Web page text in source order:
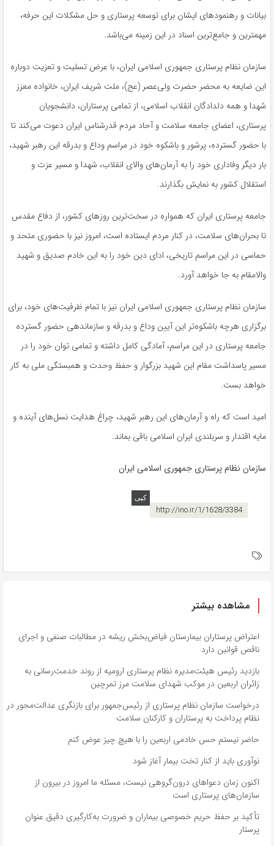
بیانات و رهنمودهای ایشان برای توسعه پرستاری و حل مشکلات این حرفه،
مهمترین و جامع‌ترین اسناد در این زمینه می‌باشد.
سازمان نظام پرستاری جمهوری اسلامی ایران، با عرض تسلیت و تعزیت دوباره
این ضایعه به محضر حضرت ولی‌عصر (عج)، ملت شریف ایران، خانواده معزز
شهدا و همه دلدادگان انقلاب اسلامی، از تمامی پرستاران، دانشجویان
پرستاری، اعضای جامعه سلامت و آحاد مردم قدرشناس ایران دعوت می‌کند تا
با حضور گسترده، پرشور و باشکوه خود در مراسم وداع و بدرقه این رهبر شهید،
بار دیگر وفاداری خود را به آرمان‌های والای انقلاب، شهدا و مسیر عزت و
استقلال کشور به نمایش بگذارند.
جامعه پرستاری ایران که همواره در سخت‌ترین روزهای کشور، از دفاع مقدس
تا بحران‌های سلامت، در کنار مردم ایستاده است، امروز نیز با حضوری متحد و
حماسی در این مراسم تاریخی، ادای دین خود را به این خادم صدیق و شهید
والامقام به جا خواهد آورد.
سازمان نظام پرستاری جمهوری اسلامی ایران نیز با تمام ظرفیت‌های خود، برای
برگزاری هرچه باشکوه‌تر این آیین وداع و بدرقه و سازماندهی حضور گسترده
جامعه پرستاری در این مراسم، آمادگی کامل داشته و تمامی توان خود را در
مسیر پاسداشت مقام این شهید بزرگوار و حفظ وحدت و همبستگی ملی به کار
خواهد بست.
امید است که راه و آرمان‌های این رهبر شهید، چراغ هدایت نسل‌های آینده و
مایه اقتدار و سربلندی ایران اسلامی باقی بماند.
سازمان نظام پرستاری جمهوری اسلامی ایران
http://ino.ir/1/1628/3384
مشاهده بیشتر
اعتراض پرستاران بیمارستان فیاض‌بخش ریشه در مطالبات صنفی و اجرای
ناقص قوانین دارد
بازدید رئیس هیئت‌مدیره نظام پرستاری ارومیه از روند خدمت‌رسانی به
زائران اربعین در موکب شهدای سلامت مرز تمرچین
درخواست سازمان نظام پرستاری از رئیس‌جمهور برای بازنگری عدالت‌محور در
نظام پرداخت به پرستاران و کارکنان سلامت
حاضر نیستم حس خادمی اربعین را با هیچ چیز عوض کنم
نوآوری باید از کنار تخت بیمار آغاز شود
اکنون زمان دعواهای درون‌گروهی نیست، مسئله ما امروز در بیرون از
سازمان‌های پرستاری است
تأکید بر حفظ حریم خصوصی بیماران و ضرورت به‌کارگیری دقیق عنوان
پرستار